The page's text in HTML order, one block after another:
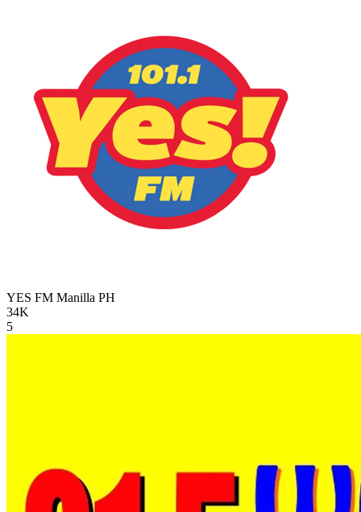
YES FM Manilla PH
34K
5